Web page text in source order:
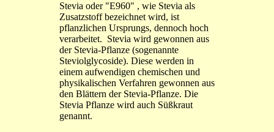
Stevia oder "E960" , wie Stevia als
Zusatzstoff bezeichnet wird, ist
pflanzlichen Ursprungs, dennoch hoch
verarbeitet. Stevia wird gewonnen aus
der Stevia-Pflanze (sogenannte
Steviolglycoside). Diese werden in
einem aufwendigen chemischen und
physikalischen Verfahren gewonnen aus
den Blättern der Stevia-Pflanze. Die
Stevia Pflanze wird auch Süßkraut
genannt.